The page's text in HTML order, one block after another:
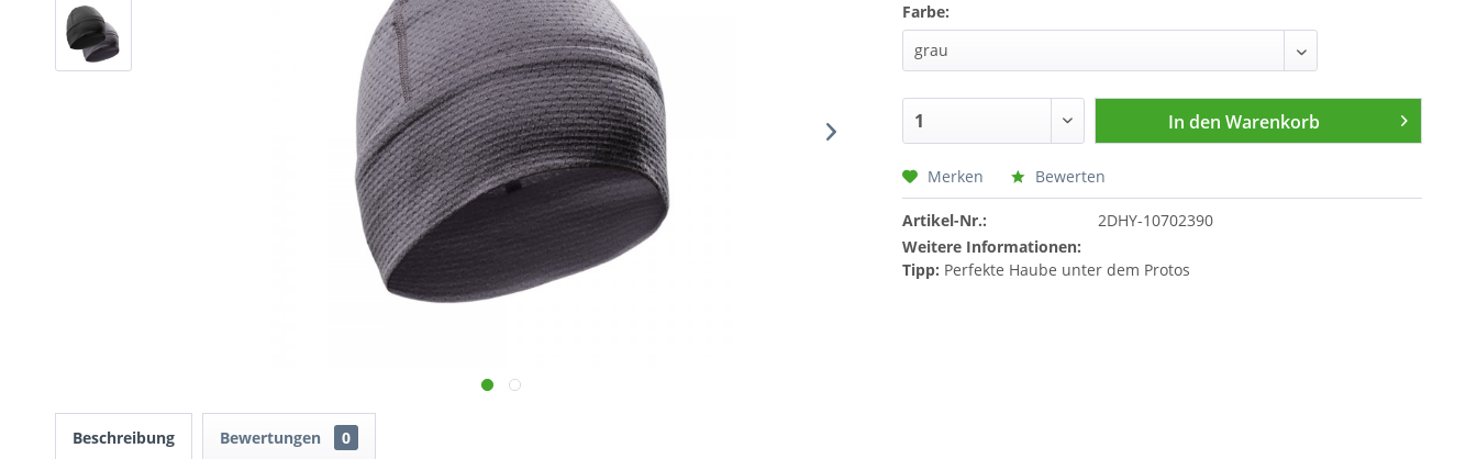
Farbe:
In den Warenkorb
Merken Bewerten
Artikel-Nr.:
2DHY-10702390
Weitere Informationen:
Tipp: Perfekte Haube unter dem Protos
Beschreibung Bewertungen 0